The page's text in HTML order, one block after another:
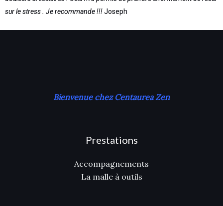
sur le stress . Je recommande !!!Joseph
Bienvenue chez Centaurea Zen
Prestations
Accompagnements
La malle à outils